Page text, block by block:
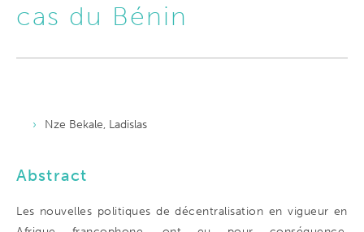
cas du Bénin
Nze Bekale, Ladislas
Abstract
Les nouvelles politiques de décentralisation en vigueur en